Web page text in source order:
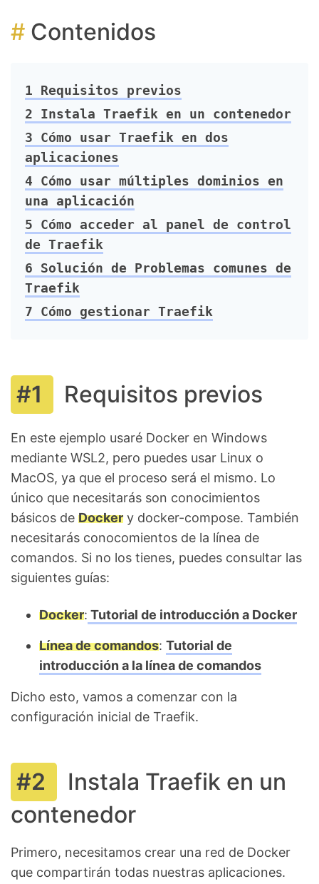
Contenidos
1 Requisitos previos
2 Instala Traefik en un contenedor
3 Cómo usar Traefik en dos
aplicaciones
4 Cómo usar múltiples dominios en
una aplicación
5 Cómo acceder al panel de control
de Traefik
6 Solución de Problemas comunes de
Traefik
7 Cómo gestionar Traefik
Requisitos previos
En este ejemplo usaré Docker en Windows
mediante WSL2, pero puedes usar Linux o
MacOS, ya que el proceso será el mismo. Lo
único que necesitarás son conocimientos
básicos de Docker y docker-compose. También
necesitarás conocomientos de la línea de
comandos. Si no los tienes, puedes consultar las
siguientes guías:
Docker: Tutorial de introducción a Docker
Línea de comandos: Tutorial de
introducción a la línea de comandos
Dicho esto, vamos a comenzar con la
configuración inicial de Traefik.
Instala Traefik en un
contenedor
Primero, necesitamos crear una red de Docker
que compartirán todas nuestras aplicaciones.